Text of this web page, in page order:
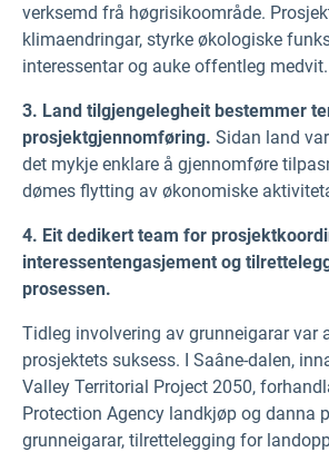
verksemd frå høgrisikoområde.
klimaendringar, styrke økologiske
interessentar og auke offentleg medvit.
3. Land tilgjengelegheit bestemmer
prosjektgjennomføring. Sidan land
det mykje enklare å gjennomføre
dømes flytting av økonomiske
4. Eit dedikert team for
interessentengasjement og
prosessen.
Tidleg involvering av grunneigarar var
prosjektets suksess. I Saâne-dalen,
Valley Territorial Project 2050,
Protection Agency landkjøp og danna
grunneigarar, tilrettelegging for